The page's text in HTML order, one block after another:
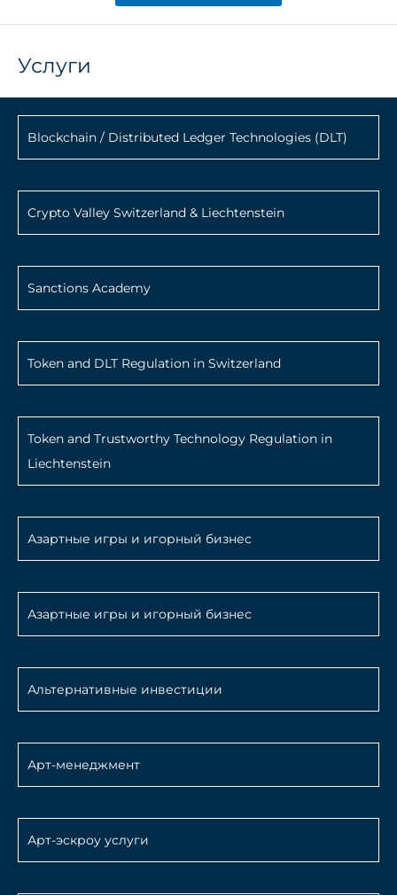
Услуги
Blockchain / Distributed Ledger Technologies (DLT)
Crypto Valley Switzerland & Liechtenstein
Sanctions Academy
Token and DLT Regulation in Switzerland
Token and Trustworthy Technology Regulation in
Liechtenstein
Азартные игры и игорный бизнес
Азартные игры и игорный бизнес
Альтернативные инвестиции
Арт-менеджмент
Арт-эскроу услуги